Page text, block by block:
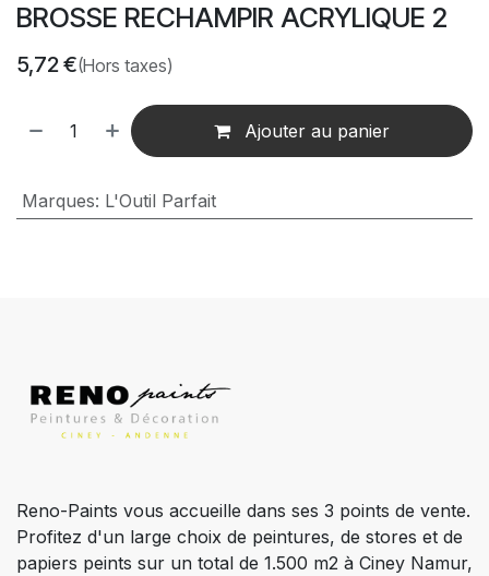
BROSSE RECHAMPIR ACRYLIQUE 2
5,72€(Hors taxes)
Ajouter au panier
Marques: L'Outil Parfait
Reno-Paints vous accueille dans ses 3 points de vente.
Profitez d'un large choix de peintures, de stores et de
papiers peints sur un total de 1.500 m2 à Ciney Namur,